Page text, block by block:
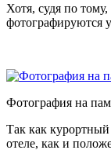
Хотя, судя по
фотографируются
Фотография на
Так как курортный
отеле, как и